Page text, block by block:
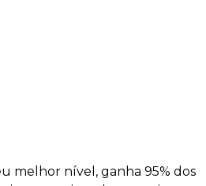
melhor nível, ganha 95% dos